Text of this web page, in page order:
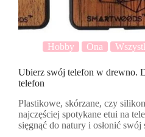
Hobby Ona
Ubierz swój telefon w drewno.
telefon
Plastikowe, skórzane, czy
najczęściej spotykane etui na
sięgnąć do natury i osłonić